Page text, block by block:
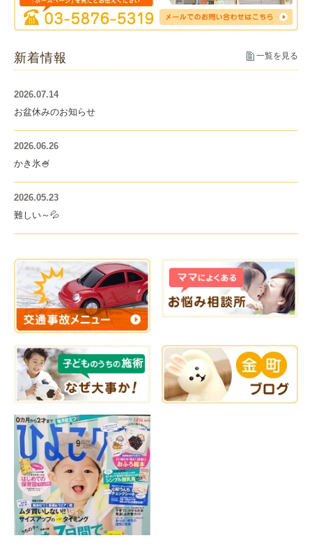
新着情報 一覧を見る
2026.07.14
お盆休みのお知らせ
2026.06.26
かき氷🍧
2026.05.23
難しい～💦